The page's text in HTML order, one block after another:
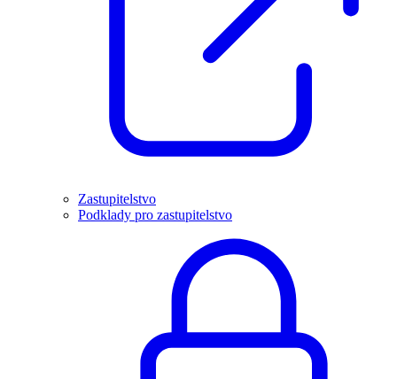
Zastupitelstvo
Podklady pro zastupitelstvo